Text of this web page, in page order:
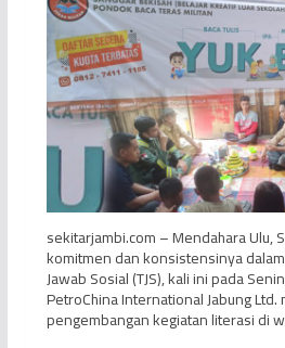
sekitarjambi.com – Mendahara Ulu,
komitmen dan konsistensinya
Jawab Sosial (TJS), kali ini pada
PetroChina International Jabung Ltd.
pengembangan kegiatan literasi di